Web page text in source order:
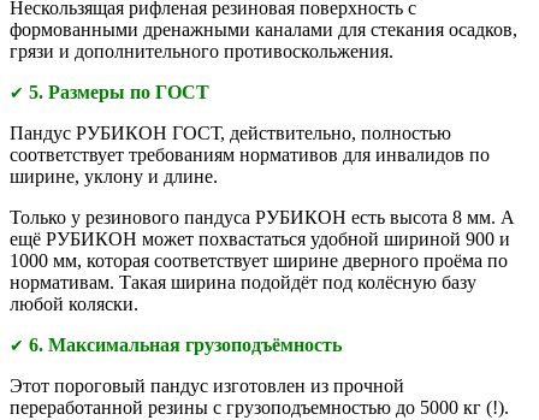
Нескользящая рифленая резиновая поверхность с
формованными дренажными каналами для стекания осадков,
грязи и дополнительного противоскольжения.
✔ 5. Размеры по ГОСТ
Пандус РУБИКОН ГОСТ, действительно, полностью
соответствует требованиям нормативов для инвалидов по
ширине, уклону и длине.
Только у резинового пандуса РУБИКОН есть высота 8 мм. А
ещё РУБИКОН может похвастаться удобной шириной 900 и
1000 мм, которая соответствует ширине дверного проёма по
нормативам. Такая ширина подойдёт под колёсную базу
любой коляски.
✔ 6. Максимальная грузоподъёмность
Этот пороговый пандус изготовлен из прочной
переработанной резины с грузоподъемностью до 5000 кг (!).